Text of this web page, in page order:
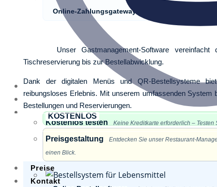
Online-Zahlungsgateways
Unser Gastmanagement-Software vereinfacht
Tischreservierung bis zur Bestellabwicklung.
Dank der digitalen Menüs und QR-Bestellsysteme
reibungsloses Erlebnis. Mit unserem umfassenden System
Bestellungen und Reservierungen.
Kostenlos testen Keine Kreditkarte erforderlich –
KOSTENLOS
Preisgestaltung
Entdecken Sie unser Restaurant-
einen Blick.
Preise
Kontakt
Home
Über uns
Funktionen